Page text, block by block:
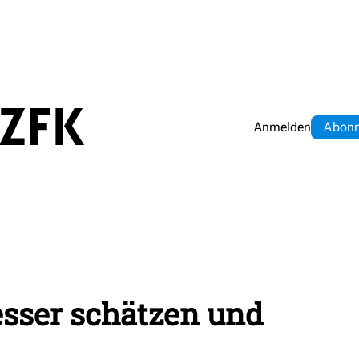
Anmelden Abo
schätzen und